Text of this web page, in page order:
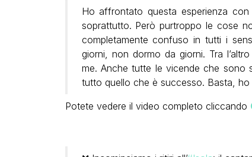
Ho affrontato questa esperienza
soprattutto. Però purtroppo le cose
completamente confuso in tutti i
giorni, non dormo da giorni. Tra
me. Anche tutte le vicende che
tutto quello che è successo. Basta, ho
Potete vedere il video completo cliccando